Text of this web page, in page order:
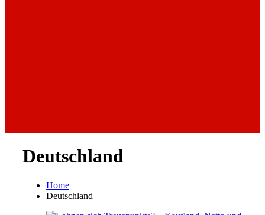
Deutschland
Home
Deutschland